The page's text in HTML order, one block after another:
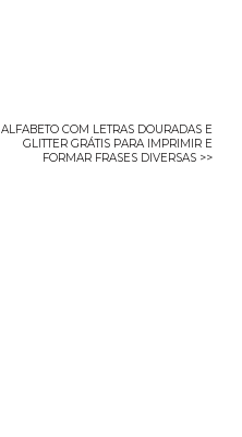
ALFABETO COM LETRAS DOURADAS E
GLITTER GRÁTIS PARA IMPRIMIR E
FORMAR FRASES DIVERSAS >>